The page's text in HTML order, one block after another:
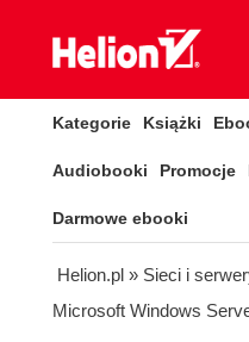
Kategorie Książki
Audiobooki Promocje
Darmowe ebooki
Helion.pl » Sieci i
Microsoft Windows